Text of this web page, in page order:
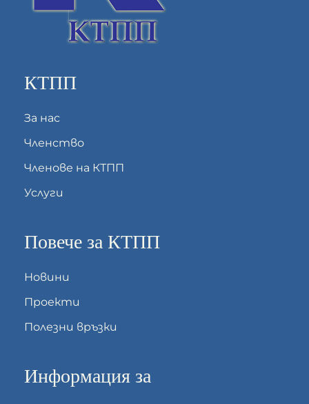
КТПП
За нас
Членство
Членове на КТПП
Услуги
Повече за КТПП
Новини
Проекти
Полезни връзки
Информация за